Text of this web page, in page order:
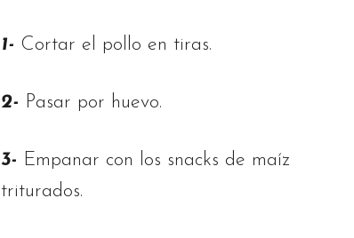
1- Cortar el pollo en tiras.
2- Pasar por huevo.
3- Empanar con los snacks de maíz
triturados.